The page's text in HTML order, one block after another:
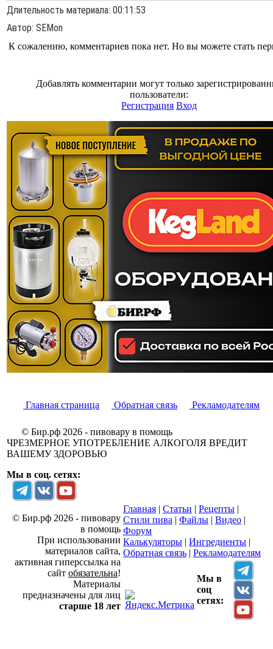
Длительность материала: 00:11:53
Автор: SEMon
К сожалению, комментариев пока нет. Но вы можете стать
Добавлять комментарии могут только
пользователи:
Регистрация Вход
Главная страница Обратная связь Рекламодателям
© Бир.рф 2026 - пивовару в помощь
ЧРЕЗМЕРНОЕ УПОТРЕБЛЕНИЕ АЛКОГОЛЯ ВРЕДИТ
ВАШЕМУ ЗДОРОВЬЮ
Мы в соц. сетях:
© Бир.рф 2026 - пивовару
в помощь
При использовании
материалов сайта,
активная гиперссылка на
сайт обязательна!
Материалы
предназначены для лиц
старше 18 лет
Главная | Статьи | Рецепты |
Стили пива | Файлы | Видео |
Форум
Калькуляторы | Ингредиенты |
Обратная связь | Рекламодателям
Мы в
соц
сетях: